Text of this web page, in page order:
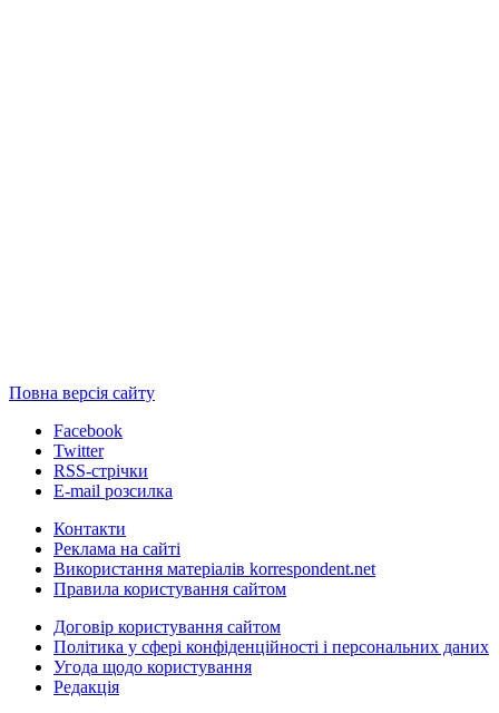
Повна версія сайту
Facebook
Twitter
RSS-стрічки
E-mail розсилка
Контакти
Реклама на сайті
Використання матеріалів korrespondent.net
Правила користування сайтом
Договір користування сайтом
Політика у сфері конфіденційності і персональних даних
Угода щодо користування
Редакція